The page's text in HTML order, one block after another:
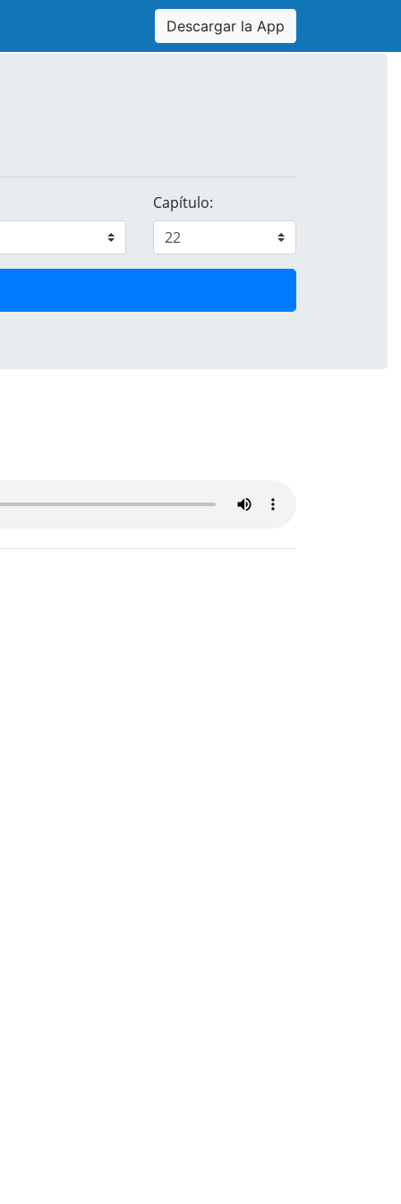
Descargar la App
Capítulo: